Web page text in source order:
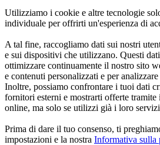
Utilizziamo i cookie e altre tecnologie
individuale per offrirti un'esperienza di
A tal fine, raccogliamo dati sui nostri
e sui dispositivi che utilizzano. Questi
ottimizzare continuamente il nostro sito
e contenuti personalizzati e per
Inoltre, possiamo confrontare i tuoi dati
fornitori esterni e mostrarti offerte
online, ma solo se utilizzi già i loro
Prima di dare il tuo consenso, ti
impostazioni e la nostra Informativa sulla